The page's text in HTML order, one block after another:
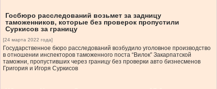
Госбюро расследований возьмет за задницу
таможенников, которые без проверок пропустили
Суркисов за границу
[24 марта 2022 года]
Государственное бюро расследований возбудило уголовное производство
в отношении инспекторов таможенного поста “Вилок” Закарпатской
таможни, пропустивших через границу без проверки авто бизнесменов
Григория и Игоря Суркисов